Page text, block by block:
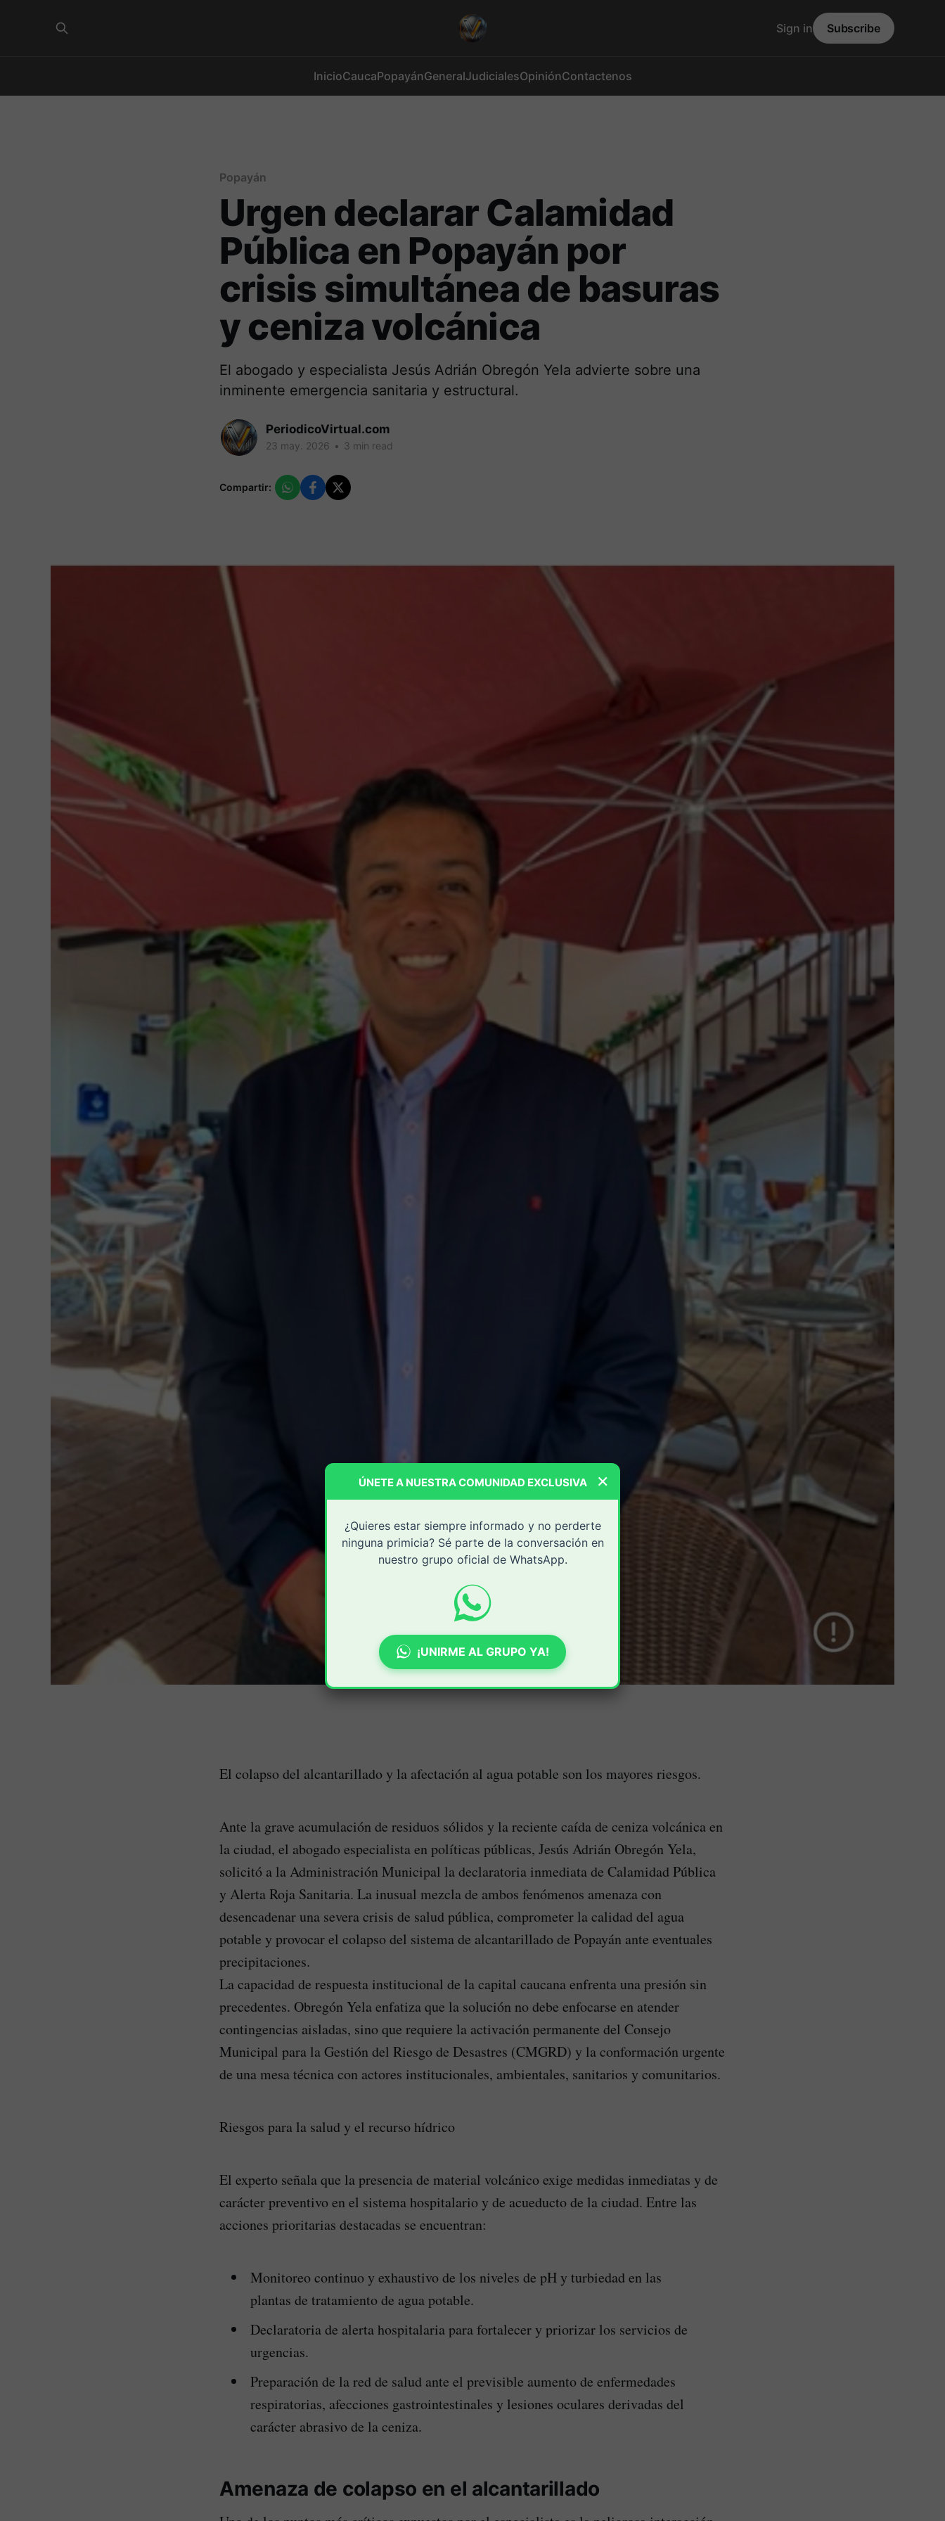
InicioCaucaPopayánGeneralJudicialesOpiniónContactenos
Sign in Subscribe
Popayán
Urgen declarar Calamidad
Pública en Popayán por
crisis simultánea de basuras
y ceniza volcánica
El abogado y especialista Jesús Adrián Obregón Yela advierte sobre una
inminente emergencia sanitaria y estructural.
PeriodicoVirtual.com
23 may. 2026 • 3 min read
Compartir:
El colapso del alcantarillado y la afectación al agua potable son los mayores riesgos.
Ante la grave acumulación de residuos sólidos y la reciente caída de ceniza volcánica en
la ciudad, el abogado especialista en políticas públicas, Jesús Adrián Obregón Yela,
solicitó a la Administración Municipal la declaratoria inmediata de Calamidad Pública
y Alerta Roja Sanitaria. La inusual mezcla de ambos fenómenos amenaza con
desencadenar una severa crisis de salud pública, comprometer la calidad del agua
potable y provocar el colapso del sistema de alcantarillado de Popayán ante eventuales
precipitaciones.
La capacidad de respuesta institucional de la capital caucana enfrenta una presión sin
precedentes. Obregón Yela enfatiza que la solución no debe enfocarse en atender
contingencias aisladas, sino que requiere la activación permanente del Consejo
Municipal para la Gestión del Riesgo de Desastres (CMGRD) y la conformación urgente
de una mesa técnica con actores institucionales, ambientales, sanitarios y comunitarios.
Riesgos para la salud y el recurso hídrico
El experto señala que la presencia de material volcánico exige medidas inmediatas y de
carácter preventivo en el sistema hospitalario y de acueducto de la ciudad. Entre las
acciones prioritarias destacadas se encuentran:
Monitoreo continuo y exhaustivo de los niveles de pH y turbiedad en las
plantas de tratamiento de agua potable.
Declaratoria de alerta hospitalaria para fortalecer y priorizar los servicios de
urgencias.
Preparación de la red de salud ante el previsible aumento de enfermedades
respiratorias, afecciones gastrointestinales y lesiones oculares derivadas del
carácter abrasivo de la ceniza.
Amenaza de colapso en el alcantarillado
×
ÚNETE A NUESTRA COMUNIDAD EXCLUSIVA
¿Quieres estar siempre informado y no perderte
ninguna primicia? Sé parte de la conversación en
nuestro grupo oficial de WhatsApp.
¡UNIRME AL GRUPO YA!